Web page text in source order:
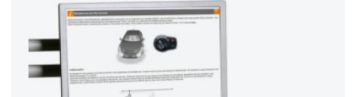
Digitalmultimeter Multi 13S
LM2330